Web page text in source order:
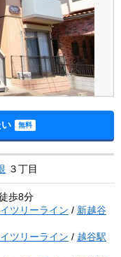
３丁目
歩8分
ツリーライン / 新越谷
ツリーライン / 越谷駅